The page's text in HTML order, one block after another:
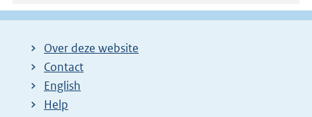
Over deze website
Contact
English
Help